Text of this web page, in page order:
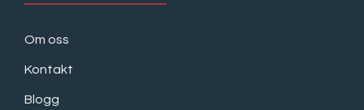
Om oss
Kontakt
Blogg